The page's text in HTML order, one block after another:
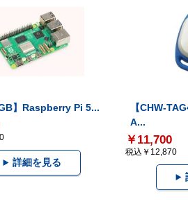
】Raspberry Pi 5...
詳細を見る
【CHW-
A...
￥11,700
税込￥12,870